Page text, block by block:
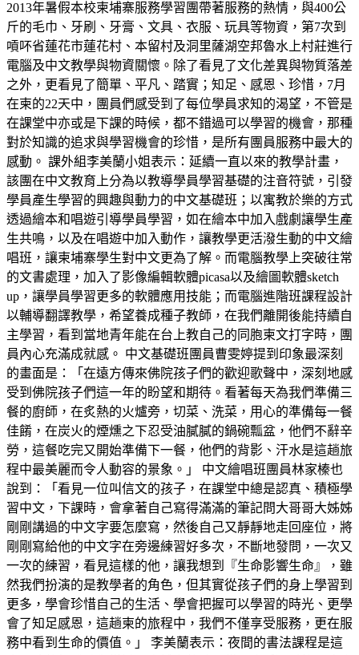
2013年暑假本校柬埔寨服務學習團帶著服務的熱情，與400公
斤的毛巾、牙刷、牙膏、文具、衣服、玩具等物資，第7次到
嗊吥省蓮花市蓮花村、本留村及洞里薩湖空邦魯水上村莊進行
電腦及中文教學與物資關懷。除了看見了文化差異與物質落差
之外，更看見了簡單、平凡、踏實；知足、感恩、珍惜，7月
在柬的22天中，團員們感受到了每位學員求知的渴望，不管是
在課堂中亦或是下課的時候，都不錯過可以學習的機會，那種
對於知識的追求與學習機會的珍惜，是所有團員服務中最大的
感動。 課外組李美蘭小姐表示：延續一直以來的教學計畫，
該團在中文教育上分為以教導學員學習基礎的注音符號，引發
學員產生學習的興趣與動力的中文基礎班；以寓教於樂的方式
透過繪本和唱遊引導學員學習，如在繪本中加入戲劇讓學生產
生共鳴，以及在唱遊中加入動作，讓教學更活潑生動的中文繪
唱班，讓柬埔寨學生對中文更為了解。而電腦教學上突破往常
的文書處理，加入了影像編輯軟體picasa以及繪圖軟體sketch
up，讓學員學習更多的軟體應用技能；而電腦進階班課程設計
以輔導翻譯教學，希望養成種子教師，在我們離開後能持續自
主學習，看到當地青年能在台上教自己的同胞柬文打字時，團
員內心充滿成就感。 中文基礎班團員曹雯婷提到印象最深刻
的畫面是：「在遠方傳來佛院孩子們的歡迎歌聲中，深刻地感
受到佛院孩子們這一年的盼望和期待。看著每天為我們準備三
餐的廚師，在炙熱的火爐旁，切菜、洗菜，用心的準備每一餐
佳餚，在炭火的煙燻之下忍受油膩膩的鍋碗瓢盆，他們不辭辛
勞，這餐吃完又開始準備下一餐，他們的背影、汗水是這趟旅
程中最美麗而令人動容的景象。」 中文繪唱班團員林家榛也
說到：「看見一位叫信文的孩子，在課堂中總是認真、積極學
習中文，下課時，會拿著自己寫得滿滿的筆記問大哥哥大姊姊
剛剛講過的中文字要怎麼寫，然後自己又靜靜地走回座位，將
剛剛寫給他的中文字在旁邊練習好多次，不斷地發問，一次又
一次的練習，看見這樣的他，讓我想到『生命影響生命』，雖
然我們扮演的是教學者的角色，但其實從孩子們的身上學習到
更多，學會珍惜自己的生活、學會把握可以學習的時光、更學
會了知足感恩，這趟柬的旅程中，我們不僅享受服務，更在服
務中看到生命的價值。」 李美蘭表示：夜間的書法課程是這